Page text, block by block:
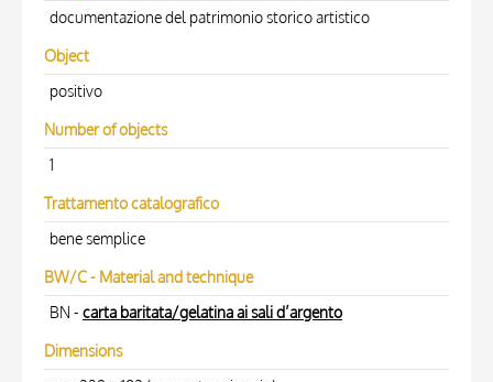
documentazione del patrimonio storico artistico
Object
positivo
Number of objects
1
Trattamento catalografico
bene semplice
BW/C - Material and technique
BN - carta baritata/gelatina ai sali d’argento
Dimensions